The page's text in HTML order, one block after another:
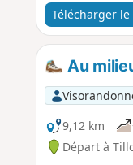
Télécharger le
Au
9,12 km
Départ à